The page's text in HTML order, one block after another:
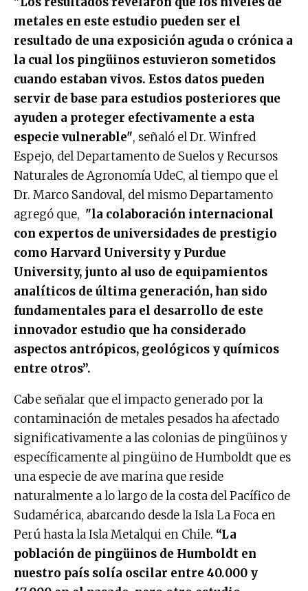
metales en este estudio pueden ser el
resultado de una exposición aguda o crónica a
la cual los pingüinos estuvieron sometidos
cuando estaban vivos. Estos datos pueden
servir de base para estudios posteriores que
ayuden a proteger efectivamente a esta
especie vulnerable", señaló el Dr. Winfred
Espejo, del Departamento de Suelos y Recursos
Naturales de Agronomía UdeC, al tiempo que el
Dr. Marco Sandoval, del mismo Departamento
agregó que, "la colaboración internacional
con expertos de universidades de prestigio
como Harvard University y Purdue
University, junto al uso de equipamientos
analíticos de última generación, han sido
fundamentales para el desarrollo de este
innovador estudio que ha considerado
aspectos antrópicos, geológicos y químicos
entre otros”.
Cabe señalar que el impacto generado por la
contaminación de metales pesados ha afectado
significativamente a las colonias de pingüinos y
específicamente al pingüino de Humboldt que es
una especie de ave marina que reside
naturalmente a lo largo de la costa del Pacífico de
Sudamérica, abarcando desde la Isla La Foca en
Perú hasta la Isla Metalqui en Chile. “La
población de pingüinos de Humboldt en
nuestro país solía oscilar entre 40.000 y